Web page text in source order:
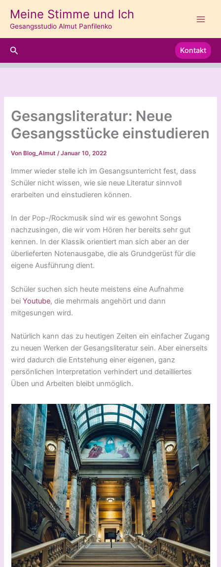
Inhalt
springen
Meine Stimme und Ich
Gesangsstudio Almut Panfilenko
Suchen Kontakt
Gesangsliteratur: Neue
Gesangsstücke einstudieren
Von Blog_Almut/Januar 10, 2022
Immer wieder stelle ich im Gesangsunterricht fest, dass
Schüler nicht wissen, wie sie neue Literatur sinnvoll
erarbeiten und einstudieren können.
In der Pop-/Rockmusik sind wir es gewohnt Songs
nachzusingen, die wir vom Hören her bereits sehr gut
kennen. In der Klassik orientiert man sich aber an der
überlieferten Notenausgabe, die als Grundgerüst für die
eigene Ausführung dient.
Schüler suchen sich heute meistens eine Aufnahme
beiYoutube, die mehrmals angehört und dann
mitgesungen wird.
Natürlich kann das zu heutigen Zeiten ein einfacher Zugang
zu neuen Werken der Gesangsliteratur sein. Aber einerseits
wird dadurch die Entstehung einer eigenen, ganz
persönlichen Interpretation verhindert und detailliertes
Üben und Arbeiten bleibt unmöglich.